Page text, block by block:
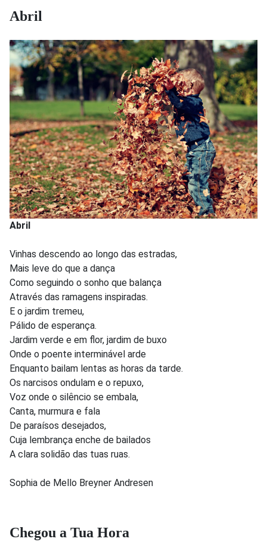
Abril
Abril
Vinhas descendo ao longo das estradas,
Mais leve do que a dança
Como seguindo o sonho que balança
Através das ramagens inspiradas.
E o jardim tremeu,
Pálido de esperança.
Jardim verde e em flor, jardim de buxo
Onde o poente interminável arde
Enquanto bailam lentas as horas da tarde.
Os narcisos ondulam e o repuxo,
Voz onde o silêncio se embala,
Canta, murmura e fala
De paraísos desejados,
Cuja lembrança enche de bailados
A clara solidão das tuas ruas.
Sophia de Mello Breyner Andresen
Chegou a Tua Hora